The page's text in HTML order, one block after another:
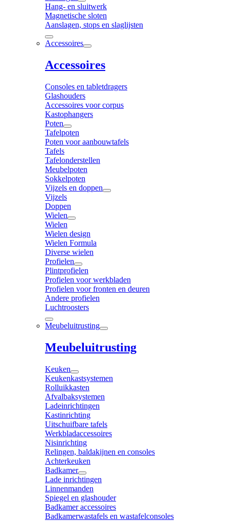
Hang- en sluitwerk
Magnetische sloten
Aanslagen, stops en slaglijsten
Accessoires
Accessoires
Consoles en tabletdragers
Glashouders
Accessoires voor corpus
Kastophangers
Poten
Tafelpoten
Poten voor aanbouwtafels
Tafels
Tafelonderstellen
Meubelpoten
Sokkelpoten
Vijzels en doppen
Vijzels
Doppen
Wielen
Wielen
Wielen design
Wielen Formula
Diverse wielen
Profielen
Plintprofielen
Profielen voor werkbladen
Profielen voor fronten en deuren
Andere profielen
Luchtroosters
Meubeluitrusting
Meubeluitrusting
Keuken
Keukenkastsystemen
Rolluikkasten
Afvalbaksystemen
Ladeinrichtingen
Kastinrichting
Uitschuifbare tafels
Werkbladaccessoires
Nisinrichting
Relingen, baldakijnen en consoles
Achterkeuken
Badkamer
Lade inrichtingen
Linnenmanden
Spiegel en glashouder
Badkamer accessoires
Badkamerwastafels en wastafelconsoles